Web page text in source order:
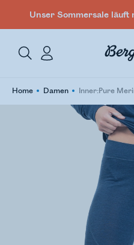
Unser Sommersale läuft
Home Damen Inner:Pure